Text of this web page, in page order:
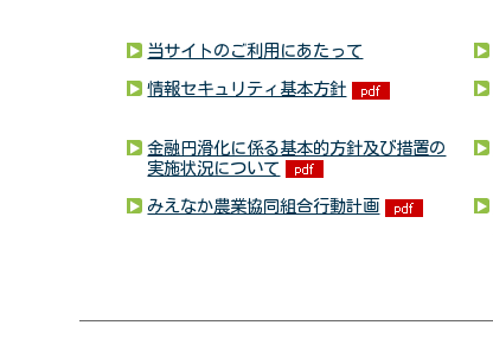
当サイトのご利用にあたって
情報セキュリティ基本方針
金融円滑化に係る基本的方針及び措置の
実施状況について
みえなか農業協同組合行動計画